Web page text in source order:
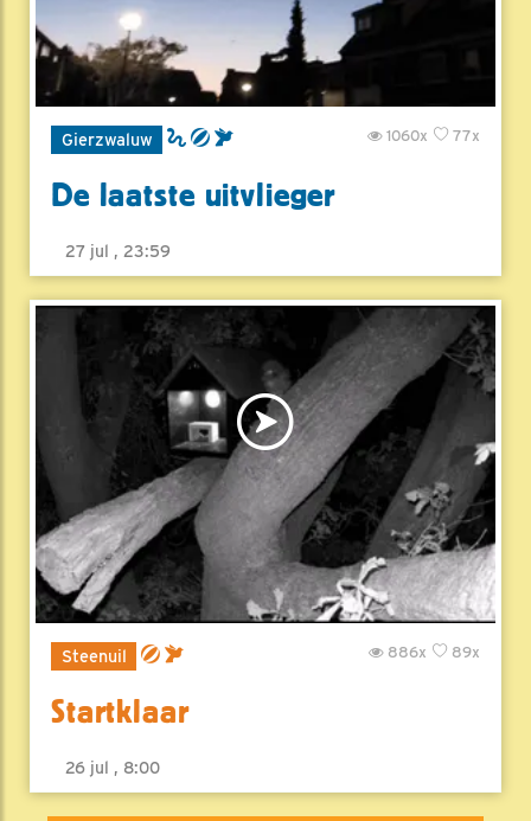
Gierzwaluw 77x
1060x
De laatste uitvlieger
27 jul , 23:59
Steenuil 89x
886x
Startklaar
26 jul , 8:00